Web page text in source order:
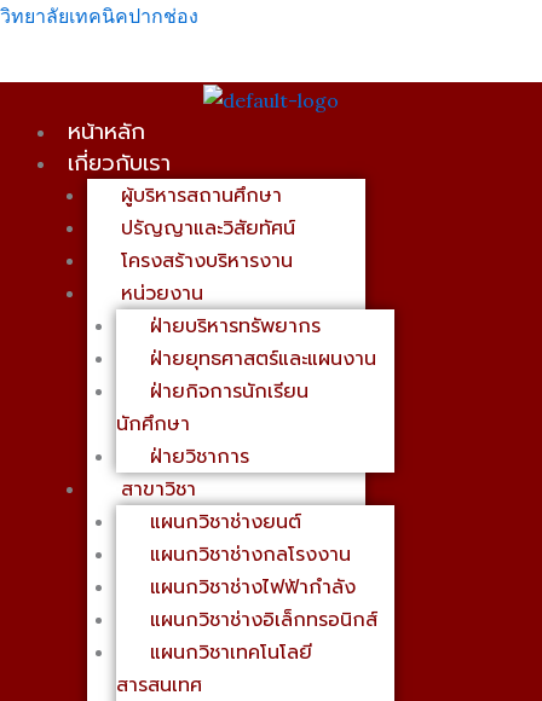
Skip
content
วิทยาลัยเทคนิคปากช่อง
เมนู
หน้าหลัก
เกี่ยวกับเรา
ผู้บริหารสถานศึกษา
ปรัญญาและวิสัยทัศน์
โครงสร้างบริหารงาน
หน่วยงาน
ฝ่ายบริหารทรัพยากร
ฝ่ายยุทธศาสตร์และแผนงาน
ฝ่ายกิจการนักเรียน
นักศึกษา
ฝ่ายวิชาการ
สาขาวิชา
แผนกวิชาช่างยนต์
แผนกวิชาช่างกลโรงงาน
แผนกวิชาช่างไฟฟ้ากำลัง
แผนกวิชาช่างอิเล็กทรอนิกส์
แผนกวิชาเทคโนโลยี
สารสนเทศ